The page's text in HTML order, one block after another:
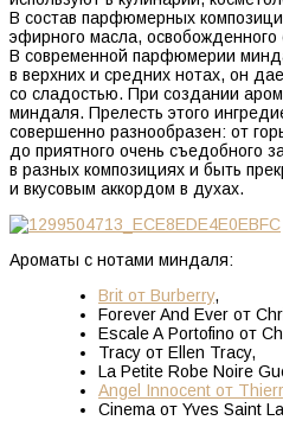
В состав парфюмерных
эфирного масла, освобожденного
В современной парфюмерии
в верхних и средних нотах, он
со сладостью. При создании
миндаля. Прелесть этого
совершенно разнообразен: от
до приятного очень съедобного
в разных композициях и быть
и вкусовым аккордом в духах.
Ароматы с нотами миндаля:
Brit от Burberry,
Forever And Ever от
Escale A Portofino от
Tracy от Ellen Tracy,
La Petite Robe Noire
Angel Innocent от
Cinema от Yves Saint